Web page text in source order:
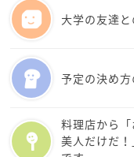
・信頼できる相談先
・「今日は起きら
そこから一緒に立
て、心が限界を超
今は「回復するこ
大学の友達
予定の決め
料理店から
美人だけだ